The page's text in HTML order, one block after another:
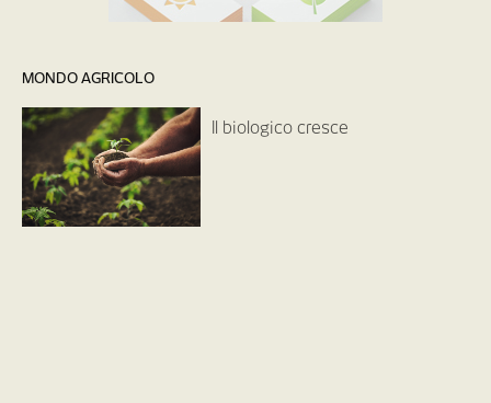
MONDO AGRICOLO
Il biologico cresce